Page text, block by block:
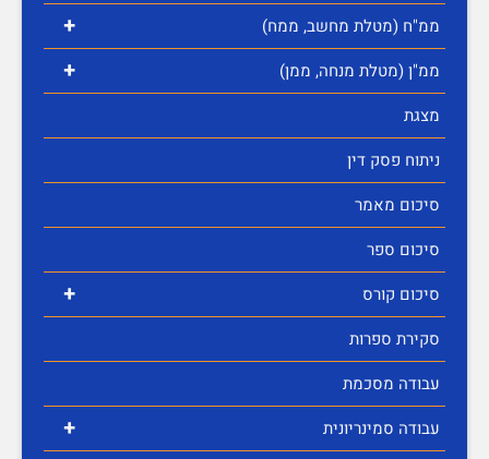
+ ממ"ח (מטלת מחשב, ממח)
+
ממ"ן (מטלת מנחה, ממן)
מצגת
ניתוח פסק דין
סיכום מאמר
סיכום ספר
+
סיכום קורס
סקירת ספרות
עבודה מסכמת
+
עבודה סמינריונית